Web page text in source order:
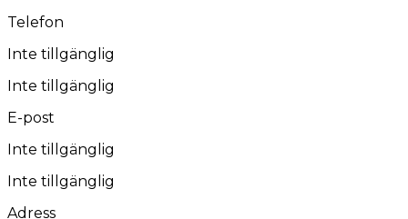
Telefon
Inte tillgänglig
Inte tillgänglig
E-post
Inte tillgänglig
Inte tillgänglig
Adress